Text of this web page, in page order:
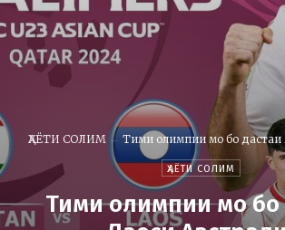
ҲАЁТИ СОЛИМ Тими олимпии мо бо дастаи
ҲАЁТИ СОЛИМ
Тими олимпии мо бо